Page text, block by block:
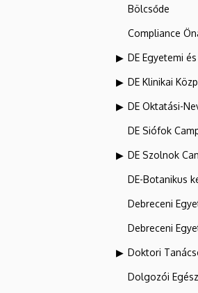
Bölcsőde
Compliance
DE Egyetemi
DE Klinikai
DE Oktatási-
DE Siófok
DE Szolnok
DE-Botanikus
Debreceni
Debreceni
Doktori
Dolgozói